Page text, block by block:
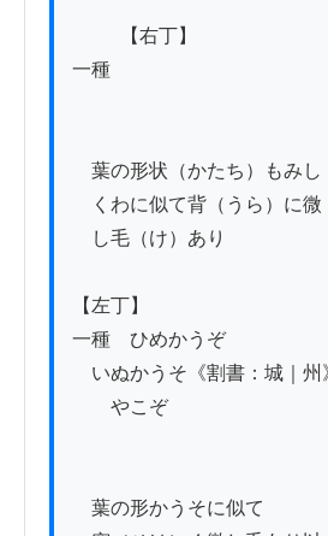
一種
葉の形状（かたち）もみし
くわに似て背（うら）に微
し毛（け）あり
【左丁】
一種　ひめかうぞ
いぬかうそ《割書：城｜州
やこぞ
葉の形かうそに似て